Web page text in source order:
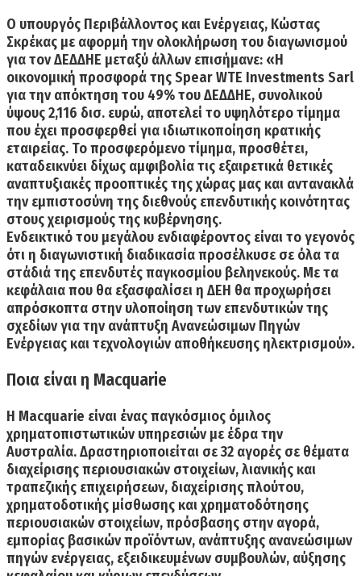
Ο υπουργός Περιβάλλοντος και Ενέργειας, Κώστας
Σκρέκας με αφορμή την ολοκλήρωση του διαγωνισμού
για τον ΔΕΔΔΗΕ μεταξύ άλλων επισήμανε: «Η
οικονομική προσφορά της Spear WTE Investments Sarl
για την απόκτηση του 49% του ΔΕΔΔΗΕ, συνολικού
ύψους 2,116 δισ. ευρώ, αποτελεί το υψηλότερο τίμημα
που έχει προσφερθεί για ιδιωτικοποίηση κρατικής
εταιρείας. Το προσφερόμενο τίμημα, προσθέτει,
καταδεικνύει δίχως αμφιβολία τις εξαιρετικά θετικές
αναπτυξιακές προοπτικές της χώρας μας και αντανακλά
την εμπιστοσύνη της διεθνούς επενδυτικής κοινότητας
στους χειρισμούς της κυβέρνησης.
Ενδεικτικό του μεγάλου ενδιαφέροντος είναι το γεγονός
ότι η διαγωνιστική διαδικασία προσέλκυσε σε όλα τα
στάδιά της επενδυτές παγκοσμίου βεληνεκούς. Με τα
κεφάλαια που θα εξασφαλίσει η ΔΕΗ θα προχωρήσει
απρόσκοπτα στην υλοποίηση των επενδυτικών της
σχεδίων για την ανάπτυξη Ανανεώσιμων Πηγών
Ενέργειας και τεχνολογιών αποθήκευσης ηλεκτρισμού».
Ποια είναι η Macquarie
Η Macquarie είναι ένας παγκόσμιος όμιλος
χρηματοπιστωτικών υπηρεσιών με έδρα την
Αυστραλία.Δραστηριοποιείται σε 32 αγορές σε θέματα
διαχείρισης περιουσιακών στοιχείων, λιανικής και
τραπεζικής επιχειρήσεων, διαχείρισης πλούτου,
χρηματοδοτικής μίσθωσης και χρηματοδότησης
περιουσιακών στοιχείων, πρόσβασης στην αγορά,
εμπορίας βασικών προϊόντων, ανάπτυξης ανανεώσιμων
πηγών ενέργειας, εξειδικευμένων συμβουλών, αύξησης